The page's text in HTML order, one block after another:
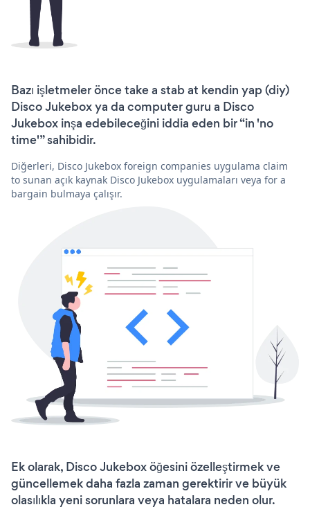
Bazı işletmeler önce take a stab at kendin yap (diy)
Disco Jukebox ya da computer guru a Disco
Jukebox inşa edebileceğini iddia eden bir “in 'no
time'” sahibidir.
Diğerleri, Disco Jukebox foreign companies uygulama claim
to sunan açık kaynak Disco Jukebox uygulamaları veya for a
bargain bulmaya çalışır.
Ek olarak, Disco Jukebox öğesini özelleştirmek ve
güncellemek daha fazla zaman gerektirir ve büyük
olasılıkla yeni sorunlara veya hatalara neden olur.